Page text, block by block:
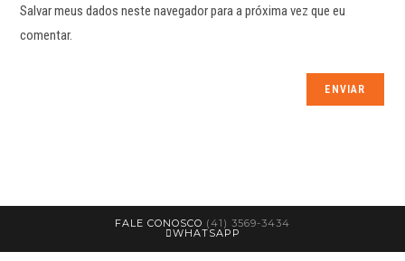
Salvar meus dados neste navegador para a próxima vez que eu
comentar.
FALE CONOSCO (41) 3569-3434
WHATSAPP